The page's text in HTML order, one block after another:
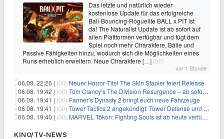
Das letzte und natürlich wieder
kostenlose Update für das erfolgreiche
Ball-Bouncing-Roguelite BALL x PIT ist
da! The Naturalist Update ist ab sofort auf
allen Plattformen verfügbar und fügt dem
Spiel noch mehr Charaktere, Bälle und
Passive Fähigkeiten hinzu, wodurch sich die Möglichkeiten eines
Runs erheblich erweitern. Neue Charaktere […] (00)
vor 1 Stunde
06.08. 22:26 | (00) Neuer Horror‑Titel The Skin Stapler feiert Release
06.08. 19:42 | (00) Tom Clancy’s The Division Resurgence – ab sofort für euch verfügbar
06.08. 19:41 | (00) Farmer’s Dynasty 2 bringt euch neue Fahrzeuge
06.08. 19:41 | (00) Tower Tactics 2 angekündigt: Tower Defense und Deckbuilding Kombo kehrt zurück
06.08. 19:40 | (00) MARVEL Tōkon: Fighting Souls ist ab heute verfügbar
KINO/TV-NEWS